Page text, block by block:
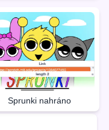
Sprunki nahráno